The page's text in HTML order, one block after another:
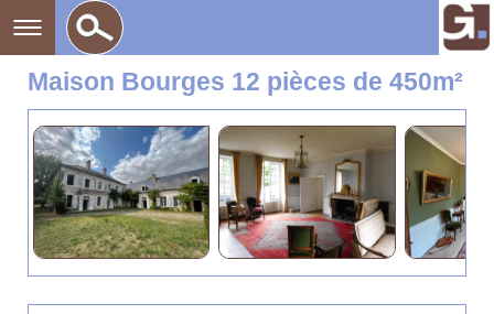
Maison Bourges 12 pièces de 450m²